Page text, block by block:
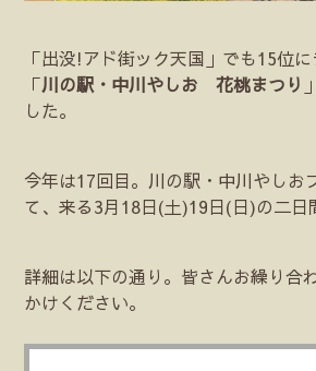
「出没!アド街ック天国」でも15位に
「川の駅・中川やしお 花桃まつり
した。
今年は17回目。川の駅・中川やしお
て、来る3月18日(土)19日(日)の二日
詳細は以下の通り。皆さんお繰り合
かけください。